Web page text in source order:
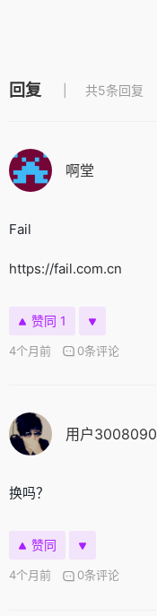
回复 共5条回复
啊堂
Fail
https://fail.com.cn
赞同 1
4个月前 0条评论
用户3008090
换吗？
赞同
4个月前 0条评论